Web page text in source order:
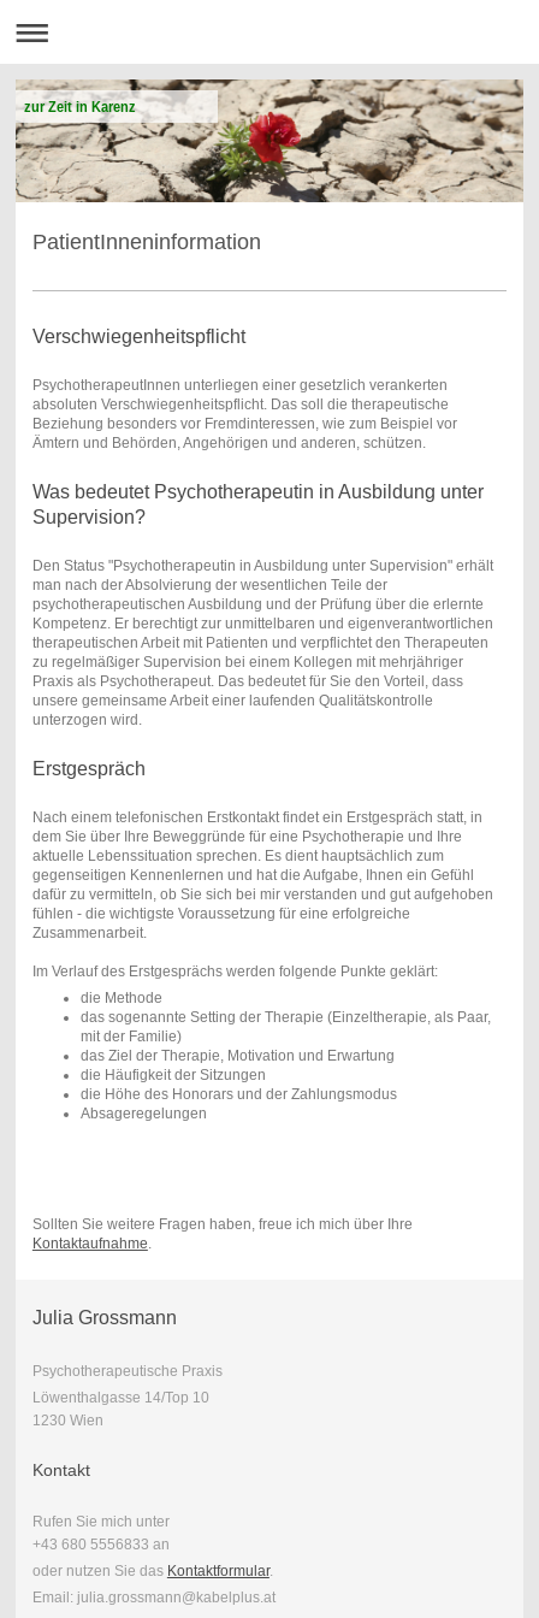
zur Zeit in Karenz
PatientInneninformation
Verschwiegenheitspflicht
PsychotherapeutInnen unterliegen einer gesetzlich verankerten
absoluten Verschwiegenheitspflicht. Das soll die therapeutische
Beziehung besonders vor Fremdinteressen, wie zum Beispiel vor
Ämtern und Behörden, Angehörigen und anderen, schützen.
Was bedeutet Psychotherapeutin in Ausbildung unter
Supervision?
Den Status "Psychotherapeutin in Ausbildung unter Supervision" erhält
man nach der Absolvierung der wesentlichen Teile der
psychotherapeutischen Ausbildung und der Prüfung über die erlernte
Kompetenz. Er berechtigt zur unmittelbaren und eigenverantwortlichen
therapeutischen Arbeit mit Patienten und verpflichtet den Therapeuten
zu regelmäßiger Supervision bei einem Kollegen mit mehrjähriger
Praxis als Psychotherapeut. Das bedeutet für Sie den Vorteil, dass
unsere gemeinsame Arbeit einer laufenden Qualitätskontrolle
unterzogen wird.
Erstgespräch
Nach einem telefonischen Erstkontakt findet ein Erstgespräch statt, in
dem Sie über Ihre Beweggründe für eine Psychotherapie und Ihre
aktuelle Lebenssituation sprechen. Es dient hauptsächlich zum
gegenseitigen Kennenlernen und hat die Aufgabe, Ihnen ein Gefühl
dafür zu vermitteln, ob Sie sich bei mir verstanden und gut aufgehoben
fühlen - die wichtigste Voraussetzung für eine erfolgreiche
Zusammenarbeit.
Im Verlauf des Erstgesprächs werden folgende Punkte geklärt:
die Methode
das sogenannte Setting der Therapie (Einzeltherapie, als Paar,
mit der Familie)
das Ziel der Therapie, Motivation und Erwartung
die Häufigkeit der Sitzungen
die Höhe des Honorars und der Zahlungsmodus
Absageregelungen
Sollten Sie weitere Fragen haben, freue ich mich über Ihre
Kontaktaufnahme.
Julia Grossmann
Psychotherapeutische Praxis
Löwenthalgasse 14/Top 10
1230 Wien
Kontakt
Rufen Sie mich unter
+43 680 5556833 an
oder nutzen Sie das Kontaktformular.
Email: julia.grossmann@kabelplus.at